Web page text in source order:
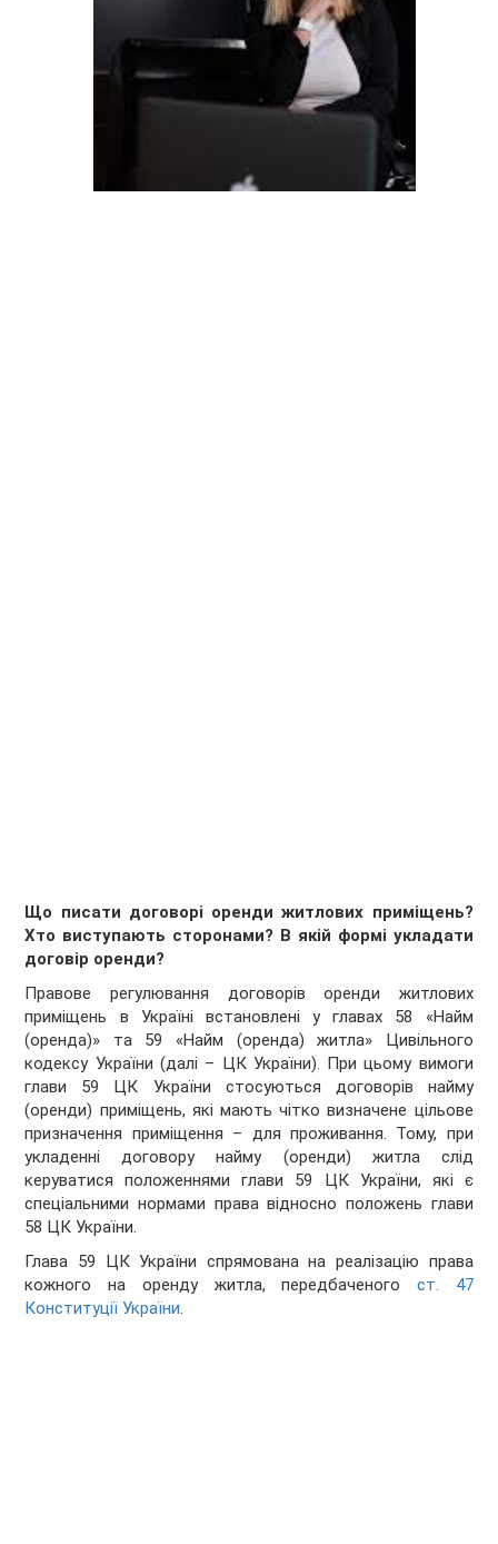
Що писати договорі оренди житлових приміщень?
Хто виступають сторонами? В якій формі укладати
договір оренди?
Правове регулювання договорів оренди житлових
приміщень в Україні встановлені у главах 58 «Найм
(оренда)» та 59 «Найм (оренда) житла» Цивільного
кодексу України (далі – ЦК України). При цьому вимоги
глави 59 ЦК України стосуються договорів найму
(оренди) приміщень, які мають чітко визначене цільове
призначення приміщення – для проживання. Тому, при
укладенні договору найму (оренди) житла слід
керуватися положеннями глави 59 ЦК України, які є
спеціальними нормами права відносно положень глави
58 ЦК України.
Глава 59 ЦК України спрямована на реалізацію права
кожного на оренду житла, передбаченого ст. 47
Конституції України.